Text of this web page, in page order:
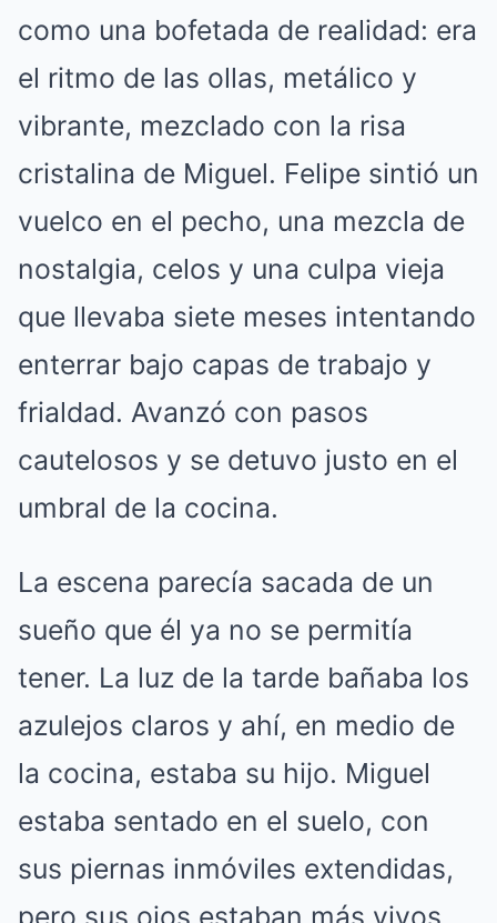
como una bofetada de realidad: era
el ritmo de las ollas, metálico y
vibrante, mezclado con la risa
cristalina de Miguel. Felipe sintió un
vuelco en el pecho, una mezcla de
nostalgia, celos y una culpa vieja
que llevaba siete meses intentando
enterrar bajo capas de trabajo y
frialdad. Avanzó con pasos
cautelosos y se detuvo justo en el
umbral de la cocina.
La escena parecía sacada de un
sueño que él ya no se permitía
tener. La luz de la tarde bañaba los
azulejos claros y ahí, en medio de
la cocina, estaba su hijo. Miguel
estaba sentado en el suelo, con
sus piernas inmóviles extendidas,
pero sus ojos estaban más vivos